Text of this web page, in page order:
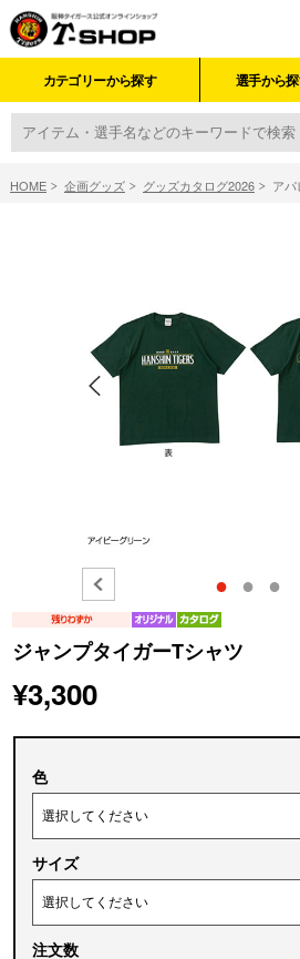
カテゴリーから探す 選手から
HOME 企画グッズ グッズカタログ2026 ア
● ● ●
ジャンプタイガーTシャツ
¥3,300
色
サイズ
注文数